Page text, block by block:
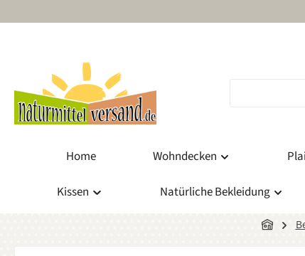
Home Wohndecken
Kissen Natürliche Bekleidung